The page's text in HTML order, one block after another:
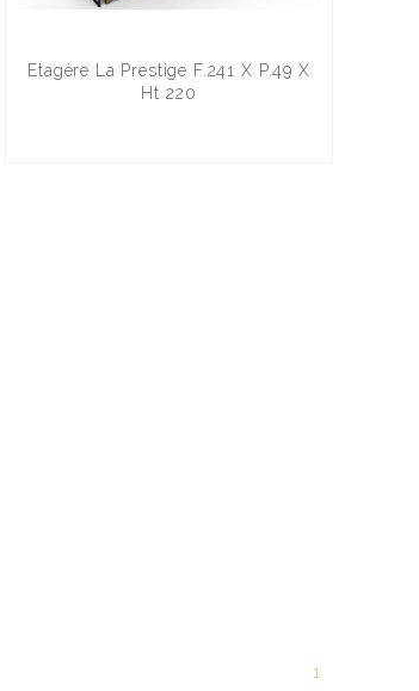
Etagère La Prestige F.241 X P.49 X
Ht 220
1